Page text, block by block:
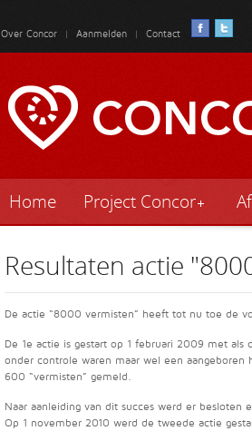
Over Concor | Aanmelden | Contact
Home Project Concor
Resultaten actie
De actie “8000 vermisten” heeft tot nu toe de
De 1e actie is gestart op 1 februari 2009 met
onder controle waren maar wel een
600 “vermisten” gemeld.
Naar aanleiding van dit succes werd er besloten
Op 1 november 2010 werd de tweede actie